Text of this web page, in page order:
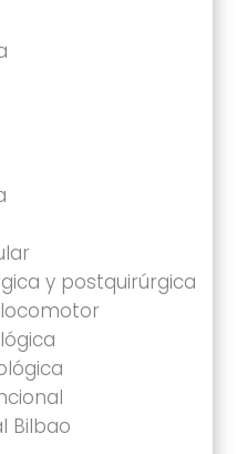
y postquirúrgica
Bilbao